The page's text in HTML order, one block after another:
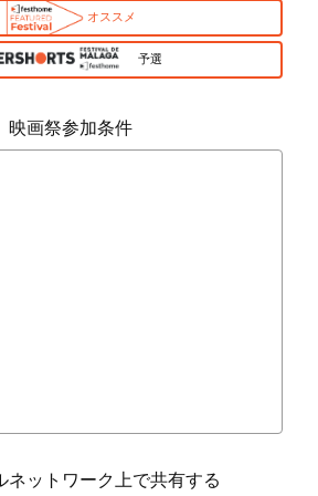
オススメ
予選
映画祭参加条件
ネットワーク上で共有する